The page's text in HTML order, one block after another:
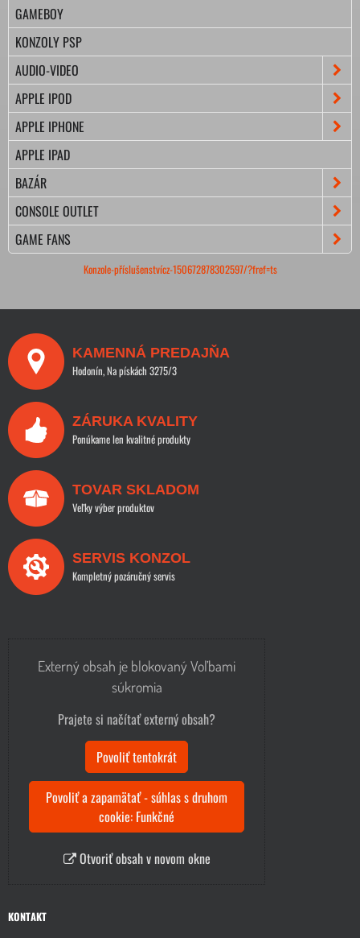
GAMEBOY
KONZOLY PSP
AUDIO-VIDEO
APPLE IPOD
APPLE IPHONE
APPLE IPAD
BAZÁR
CONSOLE OUTLET
GAME FANS
Konzole-příslušenstvícz-150672878302597/?fref=ts
KAMENNÁ PREDAJŇA
Hodonín, Na pískách 3275/3
ZÁRUKA KVALITY
Ponúkame len kvalitné produkty
TOVAR SKLADOM
Veľky výber produktov
SERVIS KONZOL
Kompletný pozáručný servis
Externý obsah je blokovaný Voľbami
súkromia
Prajete si načítať externý obsah?
Povoliť tentokrát
Povoliť a zapamätať - súhlas s druhom
cookie: Funkčné
Otvoriť obsah v novom okne
KONTAKT